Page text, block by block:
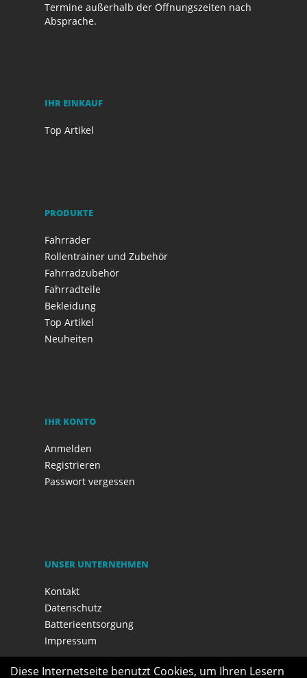
Termine außerhalb der Öffnungszeiten nach
Absprache.
IHR EINKAUF
Top Artikel
PRODUKTE
Fahrräder
Rollentrainer und Zubehör
Fahrradzubehör
Fahrradteile
Bekleidung
Top Artikel
Neuheiten
IHR KONTO
Anmelden
Registrieren
Passwort vergessen
UNSER UNTERNEHMEN
Kontakt
Datenschutz
Batterieentsorgung
Impressum
Diese Internetseite benutzt Cookies, um Ihren Lesern